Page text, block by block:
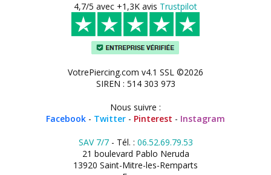
4,7/5 avec +1,3K avis Trustpilot
VotrePiercing.com v4.1 SSL ©2026
SIREN : 514 303 973
Nous suivre :
Facebook - Twitter - Pinterest - Instagram
SAV 7/7- Tél. : 06.52.69.79.53
21 boulevard Pablo Neruda
13920 Saint-Mitre-les-Remparts